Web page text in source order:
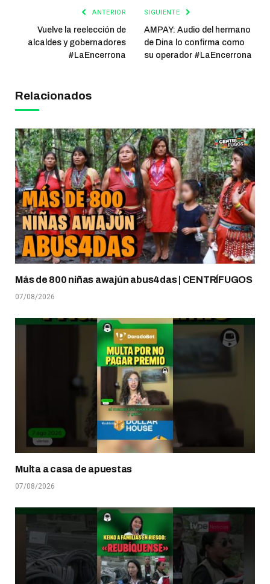
ANTERIOR
Vuelve la reelección de
alcaldes y gobernadores
#LaEncerrona
SIGUIENTE
AMPAY: Audio del hermano
de Dina lo confirma como
su operador #LaEncerrona
Relacionados
Más de 800 niñas awajún abus4das | CENTRÍFUGOS
07/08/2026
Multa a casa de apuestas
07/08/2026